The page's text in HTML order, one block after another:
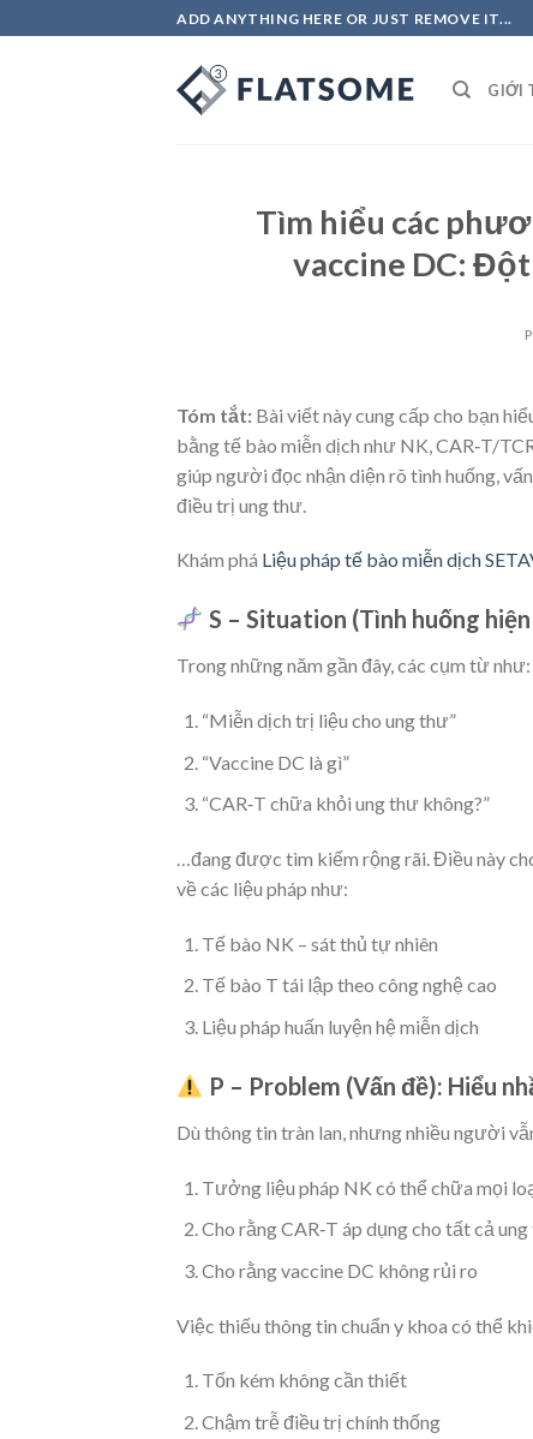
to
ADD ANYTHING HERE OR JUST REMOVE IT...
GIỚI
Tìm hiểu các
vaccine DC:
Tóm tắt: Bài viết này cung cấp cho bạn
bằng tế bào miễn dịch như NK, CAR‑T/
giúp người đọc nhận diện rõ tình huống,
điều trị ung thư.
Khám phá Liệu pháp tế bào miễn dịch
S – Situation (Tình huống
Trong những năm gần đây, các cụm từ như:
“Miễn dịch trị liệu cho ung thư”
“Vaccine DC là gì”
“CAR‑T chữa khỏi ung thư không?”
…đang được tìm kiếm rộng rãi. Điều này
về các liệu pháp như:
Tế bào NK – sát thủ tự nhiên
Tế bào T tái lập theo công nghệ cao
Liệu pháp huấn luyện hệ miễn dịch
P – Problem (Vấn đề): Hiểu
Dù thông tin tràn lan, nhưng nhiều người
Tưởng liệu pháp NK có thể chữa mọi
Cho rằng CAR‑T áp dụng cho tất cả
Cho rằng vaccine DC không rủi ro
Việc thiếu thông tin chuẩn y khoa có thể
Tốn kém không cần thiết
Chậm trễ điều trị chính thống